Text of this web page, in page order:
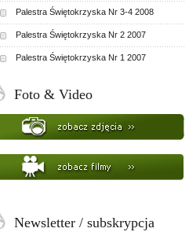
Palestra Świętokrzyska Nr 3-4 2008
Palestra Świętokrzyska Nr 2 2007
Palestra Świętokrzyska Nr 1 2007
Foto & Video
Newsletter / subskrypcja